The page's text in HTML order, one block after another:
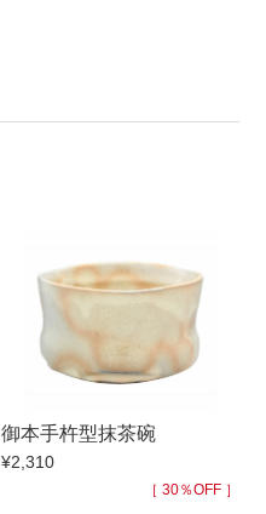
御本手杵型抹茶碗
¥2,310
［ 30％OFF ］